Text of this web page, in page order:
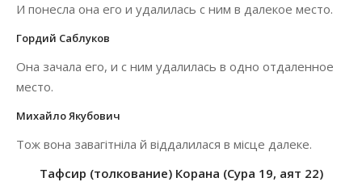
И понесла она его и удалилась с ним в далекое место.
Гордий Саблуков
Она зачала его, и с ним удалилась в одно отдаленное
место.
Михайло Якубович
Тож вона завагітніла й віддалилася в місце далеке.
Тафсир (толкование) Корана (Сура 19, аят 22)